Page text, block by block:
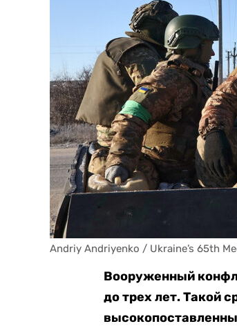
Andriy Andriyenko / Ukraine’s 65th
Вооруженный
до трех лет. Такой